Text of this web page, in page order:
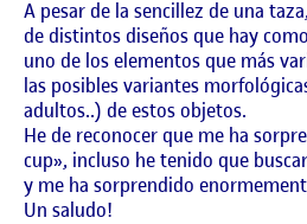
A pesar de la sencillez de una
de distintos diseños que hay
uno de los elementos que más
las posibles variantes
adultos..) de estos objetos.
He de reconocer que me ha
cup», incluso he tenido que
y me ha sorprendido
Un saludo!